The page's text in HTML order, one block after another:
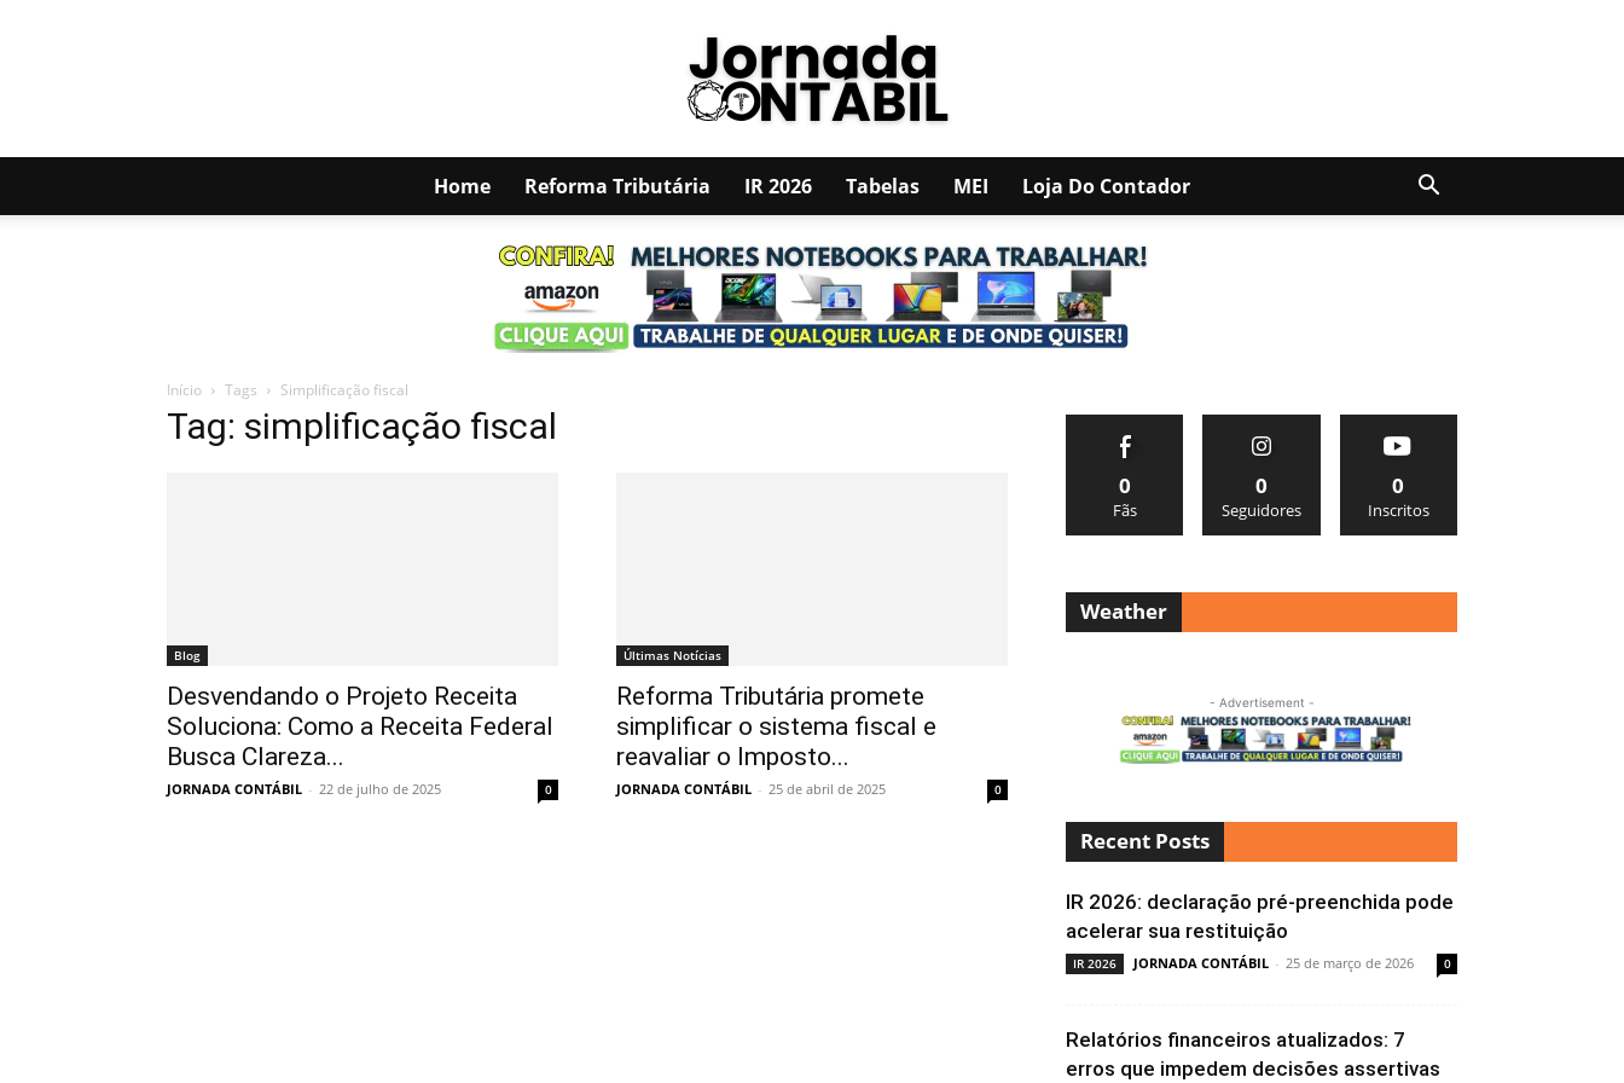
JORNADA
Home Reforma Tributária IR 2026 Tabelas MEI Loja Do Contador
Início Tags Simplificação fiscal
Tag: simplificação fiscal
Blog
Desvendando o Projeto Receita
Soluciona: Como a Receita Federal
Busca Clareza...
JORNADA CONTÁBIL - 22 de julho de 2025 0
Últimas Notícias
Reforma Tributária promete
simplificar o sistema fiscal e
reavaliar o Imposto...
JORNADA CONTÁBIL - 25 de abril de 2025 0
0
Fãs
0
Seguidores
0
Inscritos
Weather
- Advertisement -
Recent Posts
IR 2026: declaração pré-preenchida pode
acelerar sua restituição
IR 2026 JORNADA CONTÁBIL - 25 de março de 2026 0
Relatórios financeiros atualizados: 7
erros que impedem decisões assertivas